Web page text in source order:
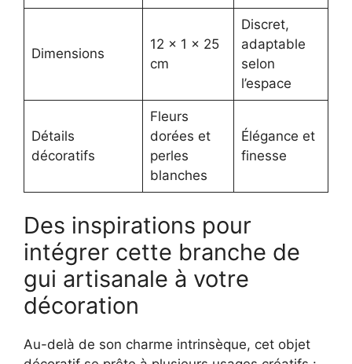
Dimensions
12 x 1 x 25
cm
Discret,
adaptable
selon
l’espace
Détails
décoratifs
Fleurs
dorées et
perles
blanches
Élégance et
finesse
Des inspirations pour
intégrer cette branche de
gui artisanale à votre
décoration
Au-delà de son charme intrinsèque, cet objet